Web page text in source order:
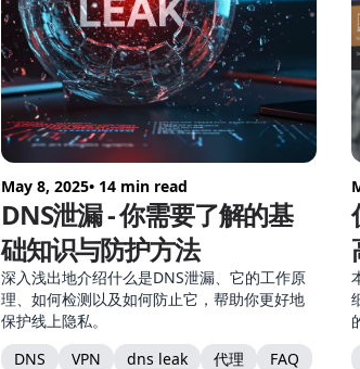
May 8, 2025• 14 min read
DNS泄漏 - 你需要了解的基
础知识与防护方法
深入浅出地介绍什么是DNS泄漏、它的工作原
理、如何检测以及如何防止它，帮助你更好地
保护线上隐私。
DNS
VPN dns leak 代理
FAQ